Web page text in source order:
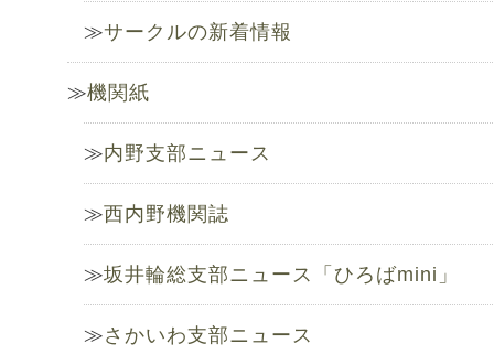
サークルの新着情報
機関紙
内野支部ニュース
西内野機関誌
坂井輪総支部ニュース「ひろばmini」
さかいわ支部ニュース